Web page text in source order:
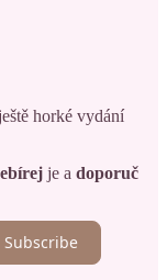
horké vydání
je a doporuč
Subscribe